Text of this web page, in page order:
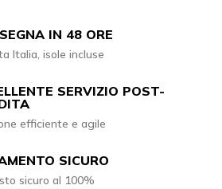
IN 48 ORE
Italia, isole incluse
SERVIZIO POST-
efficiente e agile
SICURO
sicuro al 100%